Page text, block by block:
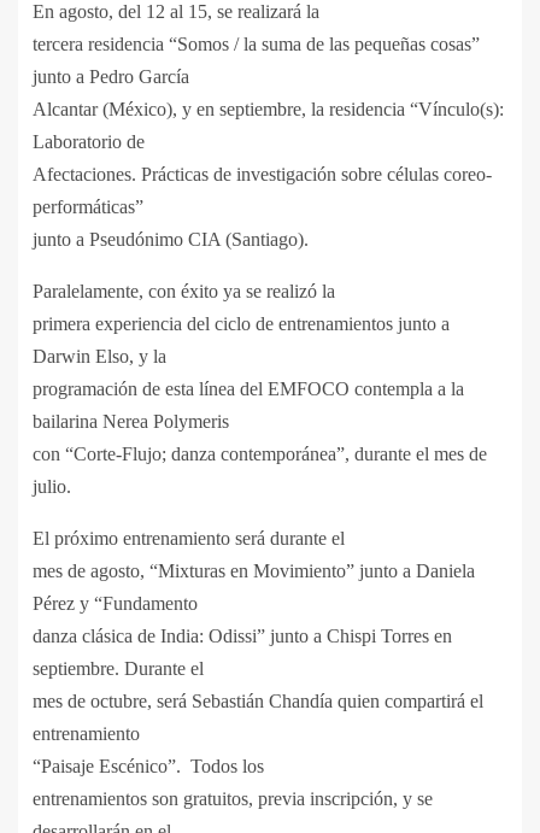
En agosto, del 12 al 15, se realizará la
tercera residencia “Somos / la suma de las pequeñas cosas”
junto a Pedro García
Alcantar (México), y en septiembre, la residencia “Vínculo(s):
Laboratorio de
Afectaciones. Prácticas de investigación sobre células coreo-
performáticas”
junto a Pseudónimo CIA (Santiago).
Paralelamente, con éxito ya se realizó la
primera experiencia del ciclo de entrenamientos junto a
Darwin Elso, y la
programación de esta línea del EMFOCO contempla a la
bailarina Nerea Polymeris
con “Corte-Flujo; danza contemporánea”, durante el mes de
julio.
El próximo entrenamiento será durante el
mes de agosto, “Mixturas en Movimiento” junto a Daniela
Pérez y “Fundamento
danza clásica de India: Odissi” junto a Chispi Torres en
septiembre. Durante el
mes de octubre, será Sebastián Chandía quien compartirá el
entrenamiento
“Paisaje Escénico”. Todos los
entrenamientos son gratuitos, previa inscripción, y se